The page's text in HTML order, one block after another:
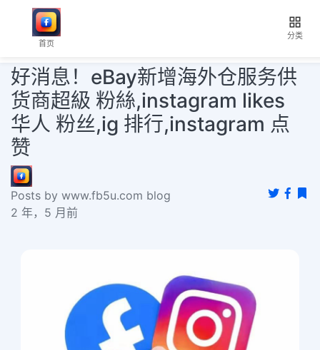
首页
分类
好消息！eBay新增海外仓服务供
货商超級 粉絲,instagram likes
华人 粉丝,ig 排行,instagram 点
赞
Posts by www.fb5u.com blog
2 年，5 月前